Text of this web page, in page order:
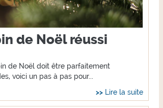
de Noël réussi
de Noël doit être parfaitement
voici un pas à pas pour...
Lire la suite